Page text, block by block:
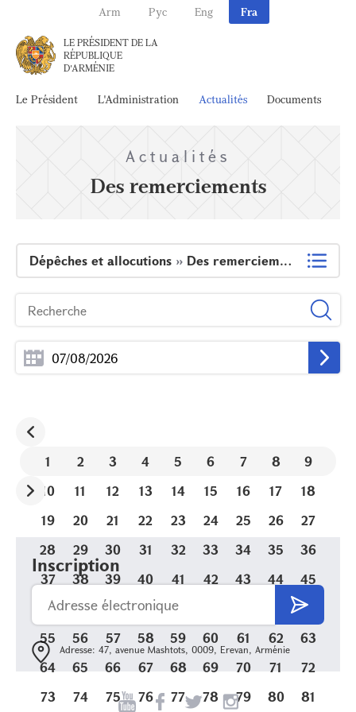
Arm Рус Eng Fra
LE PRÉSIDENT DE LA
RÉPUBLIQUE
D'ARMÉNIE
Le Président L'Administration Actualités Documents
Actualités
Des remerciements
Dépêches et allocutions » Des remerciements
1 2 3 4 5 6 7 8
9
10
11 12 13 14 15 16 17
18
19
20 21 22 23 24 25 26
27
28
29 30 31 32 33 34 35
36
37
38 39 40 41 42 43 44
45
46
47 48 49 50
54
55
56 57 58 59 60 61 62
63
64
65 66 67 68 69 70 71
72
73
74 75 76 77 78 79 80 81
Inscription
Adresse: 47, avenue Mashtots, 0009, Erevan, Arménie